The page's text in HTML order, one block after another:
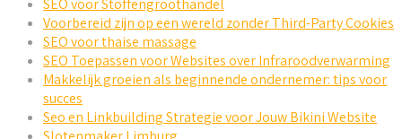
SEO voor Stoffengroothandel
Voorbereid zijn op een wereld zonder Third-Party Cookies
SEO voor thaise massage
SEO Toepassen voor Websites over Infraroodverwarming
Makkelijk groeien als beginnende ondernemer: tips voor
succes
Seo en Linkbuilding Strategie voor Jouw Bikini Website